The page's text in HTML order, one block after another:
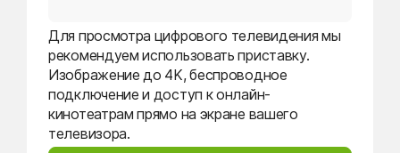
Для просмотра цифрового телевидения мы
рекомендуем использовать приставку.
Изображение до 4K, беспроводное
подключение и доступ к онлайн-
кинотеатрам прямо на экране вашего
телевизора.